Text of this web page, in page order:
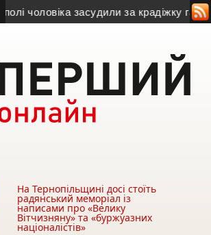
засудили за крадіжку газу •
На Тернопільщині досі стоїть
радянський меморіал із
написами про «Велику
Вітчизняну» та «буржуазних
націоналістів»